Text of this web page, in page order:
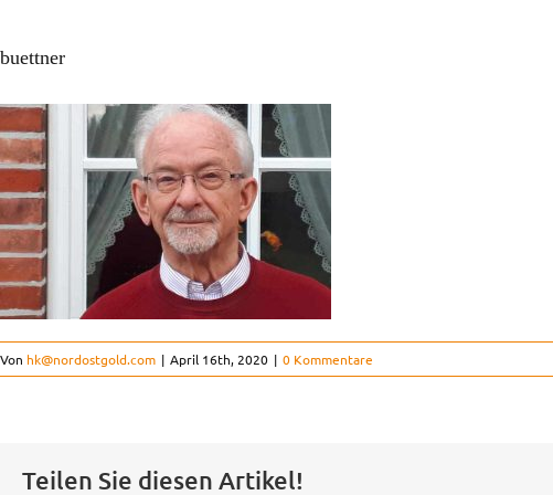
buettner
Von hk@nordostgold.com | April 16th, 2020 | 0 Kommentare
Teilen Sie diesen Artikel!